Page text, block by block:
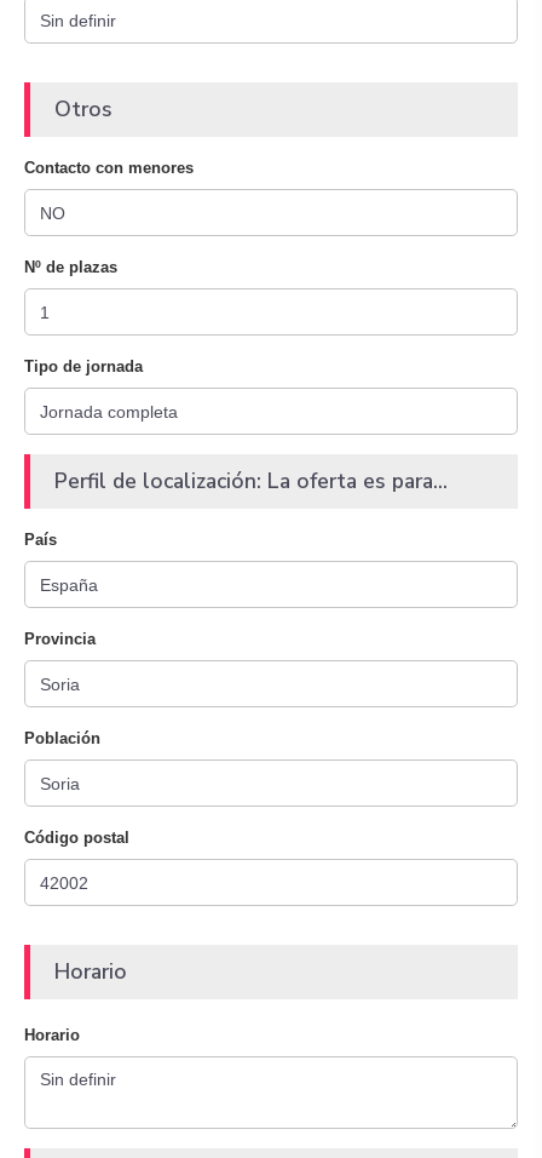
Otros
Contacto con menores
Nº de plazas
Tipo de jornada
Perfil de localización: La oferta es para...
País
Provincia
Población
Código postal
Horario
Horario